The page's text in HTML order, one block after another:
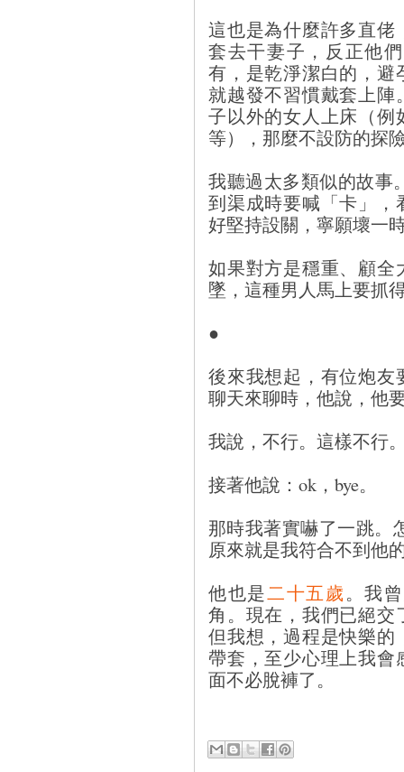
這也是為什麼許多直佬
套去干妻子，反正他
有，是乾淨潔白的，避
就越發不習慣戴套上陣
子以外的女人上床（例
等），那麼不設防的探
我聽過太多類似的故事
到渠成時要喊「卡」，
好堅持設關，寧願壞一
如果對方是穩重、顧全
墜，這種男人馬上要抓
●
後來我想起，有位炮友
聊天來聊時，他說，他
我說，不行。這樣不行
接著他說：ok，bye。
那時我著實嚇了一跳。
原來就是我符合不到他
他也是二十五歲。我
角。現在，我們已絕交
但我想，過程是快樂的
帶套，至少心理上我
面不必脫褲了。